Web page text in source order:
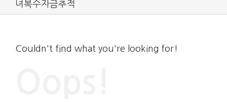
녀복수자금추적
Couldn't find what you're looking for!